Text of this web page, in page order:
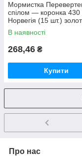
Мормистка
спілом — коронка 430
Норвегія (15 шт.)
В наявності
268,46 ₴
Купити
Про нас